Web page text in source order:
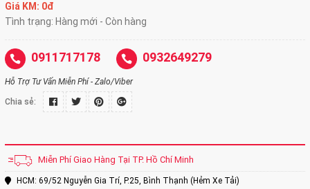
Giá KM: 0đ
Tình trạng: Hàng mới - Còn hàng
0911717178 0932649279
Hỗ Trợ Tư Vấn Miễn Phí - Zalo/Viber
Chia sẻ:
Miễn Phí Giao Hàng Tại TP. Hồ Chí Minh
HCM: 69/52 Nguyễn Gia Trí, P.25, Bình Thạnh (Hẻm Xe Tải)